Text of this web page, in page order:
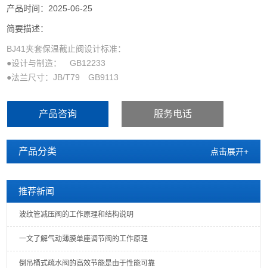
产品时间：2025-06-25
简要描述：
BJ41夹套保温截止阀设计标准：
●设计与制造： GB12233
●法兰尺寸：JB/T79 GB9113
产品咨询 服务电话
产品分类 点击展开+
推荐新闻
波纹管减压阀的工作原理和结构说明
一文了解气动薄膜单座调节阀的工作原理
倒吊桶式疏水阀的高效节能是由于性能可靠